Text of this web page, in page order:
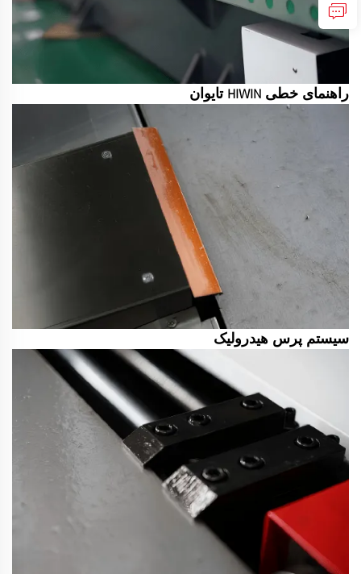
راهنمای خطی HIWIN تایوان
سیستم پرس هیدرولیک